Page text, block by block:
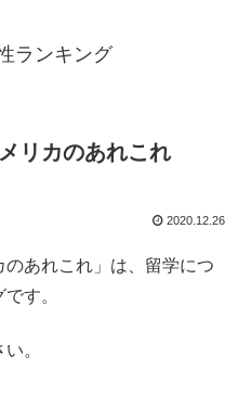
ランキング
リカのあれこれ
2020.12.26
のあれこれ」は、留学につ
す。
。